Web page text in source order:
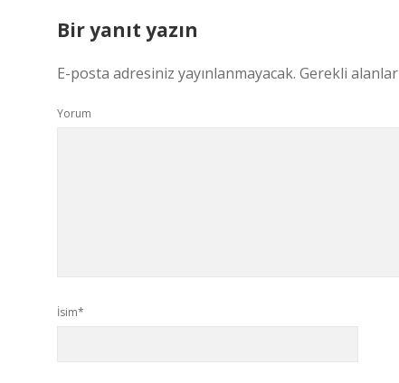
Bir yanıt yazın
E-posta adresiniz yayınlanmayacak. Gerekli alanlar
Yorum
İsim*